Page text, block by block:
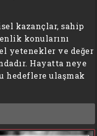
kazançlar, sahip
konularını
yetenekler ve değer
Hayatta neye
hedeflere ulaşmak